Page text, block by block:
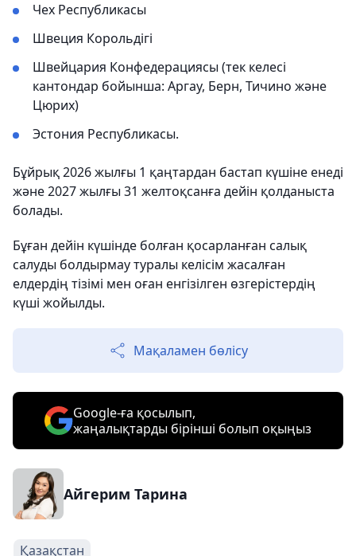
Чех Республикасы
Швеция Корольдігі
Швейцария Конфедерациясы (тек келесі
кантондар бойынша: Аргау, Берн, Тичино және
Цюрих)
Эстония Республикасы.
Бұйрық 2026 жылғы 1 қаңтардан бастап күшіне енеді
және 2027 жылғы 31 желтоқсанға дейін қолданыста
болады.
Бұған дейін күшінде болған қосарланған салық
салуды болдырмау туралы келісім жасалған
елдердің тізімі мен оған енгізілген өзгерістердің
күші жойылды.
Мақаламен бөлісу
Google-ға қосылып,
жаңалықтарды бірінші болып оқыңыз
Айгерим Тарина
Қазақстан